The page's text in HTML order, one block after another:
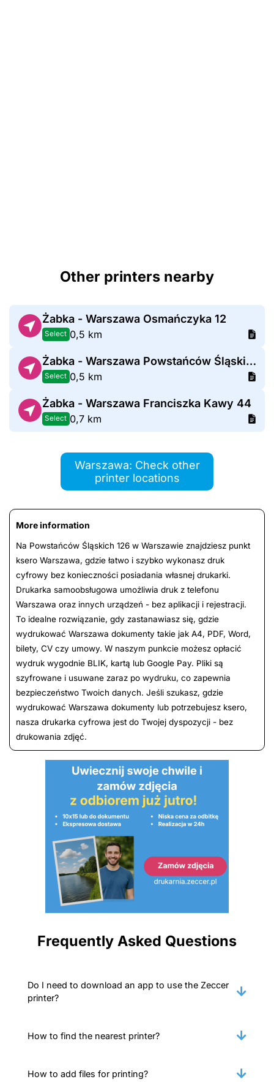
Other printers nearby
Żabka - Warszawa Osmańczyka 12
Select 0,5 km
Żabka - Warszawa Powstańców Śląskich 123
Select 0,5 km
Żabka - Warszawa Franciszka Kawy 44
Select 0,7 km
Warszawa: Check other
printer locations
More information
Na Powstańców Śląskich 126 w Warszawie znajdziesz punkt
ksero Warszawa, gdzie łatwo i szybko wykonasz druk
cyfrowy bez konieczności posiadania własnej drukarki.
Drukarka samoobsługowa umożliwia druk z telefonu
Warszawa oraz innych urządzeń - bez aplikacji i rejestracji.
To idealne rozwiązanie, gdy zastanawiasz się, gdzie
wydrukować Warszawa dokumenty takie jak A4, PDF, Word,
bilety, CV czy umowy. W naszym punkcie możesz opłacić
wydruk wygodnie BLIK, kartą lub Google Pay. Pliki są
szyfrowane i usuwane zaraz po wydruku, co zapewnia
bezpieczeństwo Twoich danych. Jeśli szukasz, gdzie
wydrukować Warszawa dokumenty lub potrzebujesz ksero,
nasza drukarka cyfrowa jest do Twojej dyspozycji - bez
drukowania zdjęć.
Frequently Asked Questions
Do I need to download an app to use the Zeccer
printer?
How to find the nearest printer?
How to add files for printing?